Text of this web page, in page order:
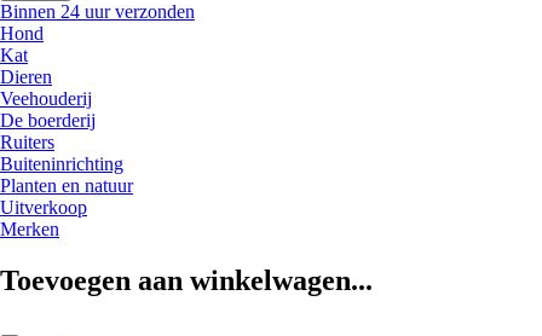
Binnen 24 uur verzonden
Hond
Kat
Dieren
Veehouderij
De boerderij
Ruiters
Buiteninrichting
Planten en natuur
Uitverkoop
Merken
Toevoegen aan winkelwagen...